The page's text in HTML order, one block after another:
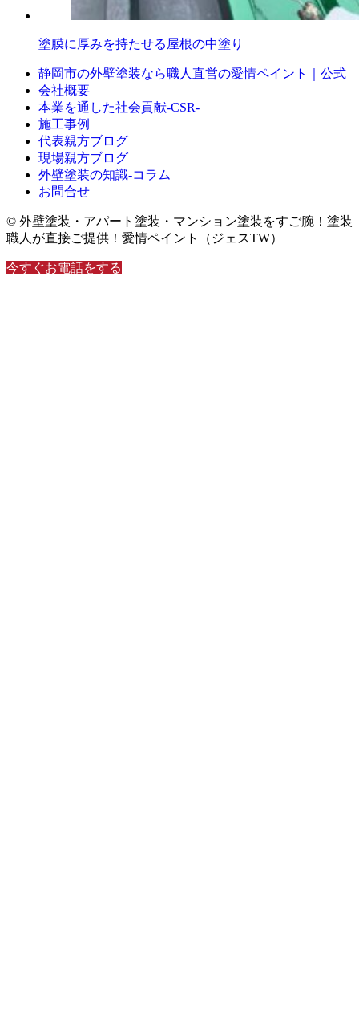
塗膜に厚みを持たせる屋根の中塗り
静岡市の外壁塗装なら職人直営の愛情ペイント｜公式
会社概要
本業を通した社会貢献-CSR-
施工事例
代表親方ブログ
現場親方ブログ
外壁塗装の知識‐コラム
お問合せ
© 外壁塗装・アパート塗装・マンション塗装をすご腕！塗装
職人が直接ご提供！愛情ペイント（ジェスTW）
今すぐお電話をする